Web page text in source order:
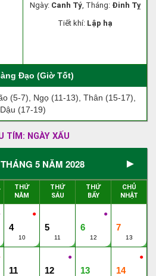
Ngày: Canh Tý, Tháng: Đinh Tỵ
Tiết khí: Lập hạ
Đạo (Giờ Tốt)
(5-7), Ngọ (11-13), Thân (15-17),
Dậu (17-19)
TÍM: NGÀY XẤU
5 NĂM 2028 ►
THỨ
NĂM
THỨ
SÁU
THỨ
BẨY
CHỦ
NHẬT
●
4
10
5
11
●
6
12
7
13
11
●
12 13
●
14